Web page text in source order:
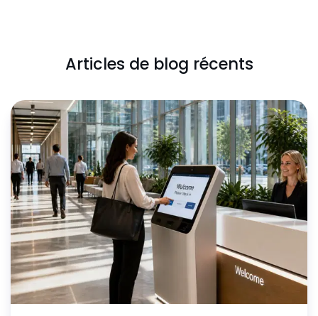
Articles de blog récents